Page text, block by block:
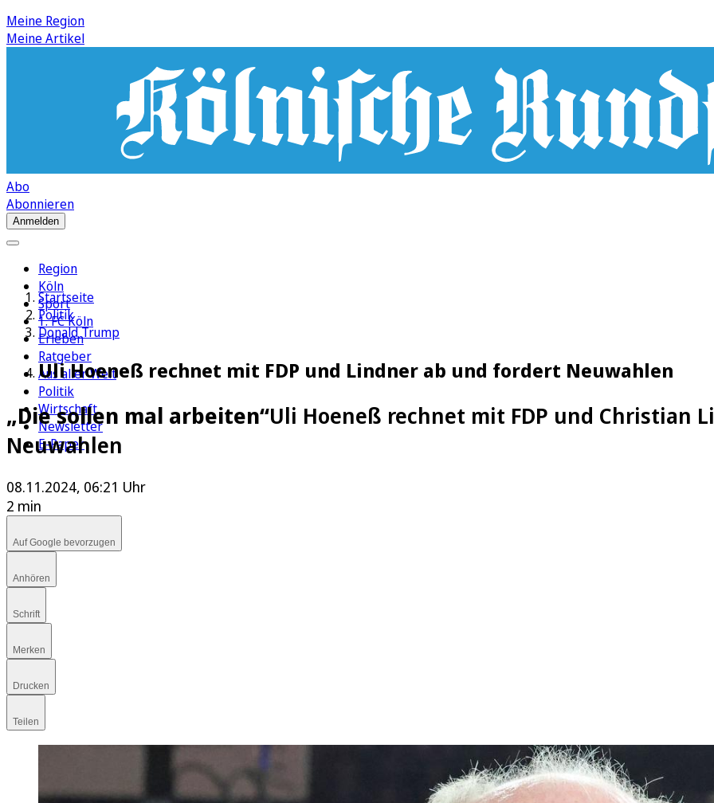
Meine Region
Meine Artikel
Abo
Abonnieren
Anmelden
Region
Köln
Sport
1. FC Köln
Erleben
Ratgeber
Aus aller Welt
Politik
Wirtschaft
Newsletter
E-Paper
Startseite
Politik
Donald Trump
Uli Hoeneß rechnet mit FDP und Lindner ab und fordert Neuwahlen
„Die sollen mal arbeiten“Uli Hoeneß rechnet mit FDP und Christian
Neuwahlen
08.11.2024, 06:21 Uhr
2 min
Auf Google bevorzugen
Anhören
Schrift
Merken
Drucken
Teilen